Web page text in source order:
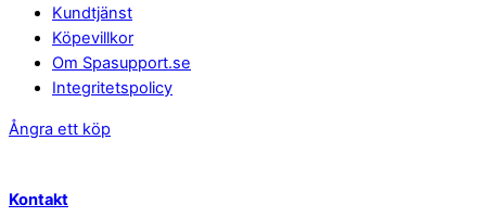
Kundtjänst
Köpevillkor
Om Spasupport.se
Integritetspolicy
Ångra ett köp
Kontakt